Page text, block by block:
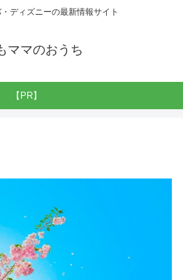
ディズニーの最新情報サイト
ママのおうち
【PR】